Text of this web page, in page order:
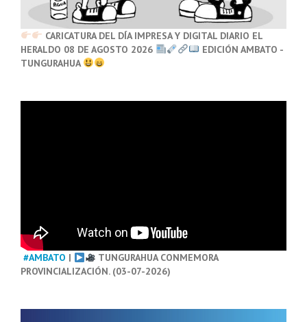
CARICATURA DEL DÍA IMPRESA Y DIGITAL DIARIO EL
HERALDO 08 DE AGOSTO 2026
EDICIÓN AMBATO -
TUNGURAHUA
#AMBATO |
TUNGURAHUA CONMEMORA
PROVINCIALIZACIÓN. (03-07-2026)